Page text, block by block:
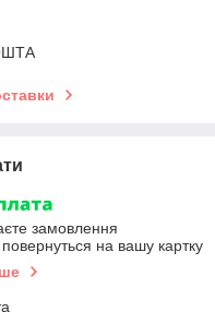
замовлення
на вашу картку